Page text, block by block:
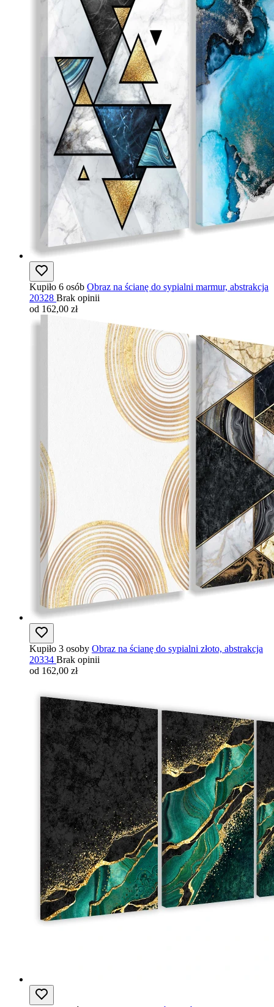
Kupiło 6 osób Obraz na ścianę do sypialni marmur, abstrakcja
20328 Brak opinii
od 162,00 zł
Kupiło 3 osoby Obraz na ścianę do sypialni złoto, abstrakcja
20334 Brak opinii
od 162,00 zł